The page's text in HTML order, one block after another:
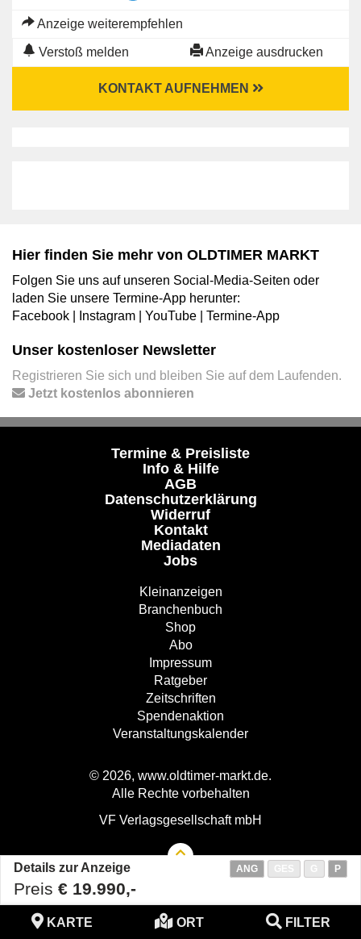
Anzeige weiterempfehlen
Verstoß melden Anzeige ausdrucken
KONTAKT AUFNEHMEN
FILTER
KARTE ORT
Details zur Anzeige ANG P
Preis € 19.990,-
Hier finden Sie mehr von OLDTIMER MARKT
Folgen Sie uns auf unseren Social-Media-Seiten oder
laden Sie unsere Termine-App herunter:
Facebook
Instagram YouTube Termine-App
Unser kostenloser Newsletter
Registrieren Sie sich und bleiben Sie auf dem Laufenden.
Jetzt kostenlos abonnieren
Termine & Preisliste
Info & Hilfe
AGB
Datenschutzerklärung
Widerruf
Kontakt
Mediadaten
Jobs
Kleinanzeigen
Branchenbuch
Shop
Abo
Impressum
Ratgeber
Zeitschriften
Spendenaktion
Veranstaltungskalender
© 2026, www.oldtimer-markt.de.
Alle Rechte vorbehalten
VF Verlagsgesellschaft mbH